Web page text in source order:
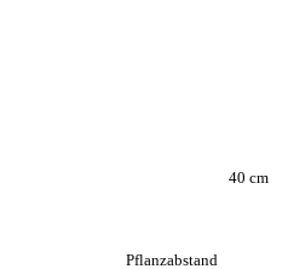
Pflanzabstand
40 cm